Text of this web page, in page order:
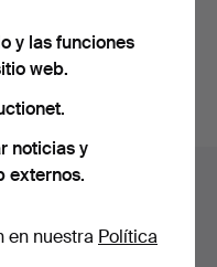
subastas concluidas.
y las funciones
web.
noticias y
externos.
en nuestra Política